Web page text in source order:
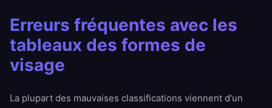
Erreurs fréquentes avec les
tableaux des formes de
visage
La plupart des mauvaises classifications viennent d'un